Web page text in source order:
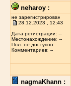
neharoy :
не зарегистрирован
28.12.2023 , 12:43
Дата регистрации: --
Местонахождение: --
Пол: не доступно
Комментариев: --
nagmaKhann :